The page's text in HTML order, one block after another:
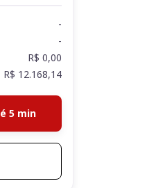
-
-
R$ 0,00
R$ 12.168,14
5 min